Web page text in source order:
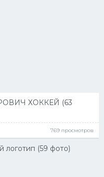
ХОККЕЙ (63
769 просмотров